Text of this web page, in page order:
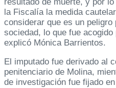
la Fiscalía la medida
considerar que es un peligro
sociedad, lo que fue
explicó Mónica Barrientos.
El imputado fue derivado al
penitenciario de Molina,
de investigación fue fijado